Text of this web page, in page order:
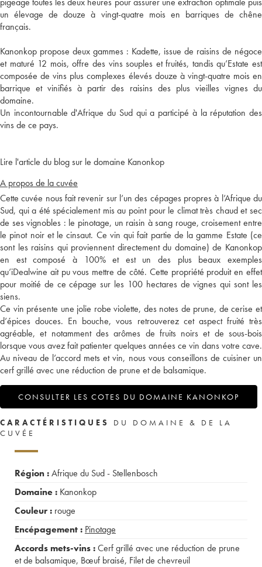
un élevage de douze à vingt-quatre mois en barriques de chêne
français.
Kanonkop propose deux gammes : Kadette, issue de raisins de négoce
et maturé 12 mois, offre des vins souples et fruités, tandis qu’Estate est
composée de vins plus complexes élevés douze à vingt-quatre mois en
barrique et vinifiés à partir des raisins des plus vieilles vignes du
domaine.
Un incontournable d'Afrique du Sud qui a participé à la réputation des
vins de ce pays.
Lire l'article du blog sur le domaine Kanonkop
A propos de la cuvée
Cette cuvée nous fait revenir sur l’un des cépages propres à l’Afrique du
Sud, qui a été spécialement mis au point pour le climat très chaud et sec
de ses vignobles : le pinotage, un raisin à sang rouge, croisement entre
le pinot noir et le cinsaut. Ce vin qui fait partie de la gamme Estate (ce
sont les raisins qui proviennent directement du domaine) de Kanonkop
en est composé à 100% et est un des plus beaux exemples
qu’iDealwine ait pu vous mettre de côté. Cette propriété produit en effet
pour moitié de ce cépage sur les 100 hectares de vignes qui sont les
siens.
Ce vin présente une jolie robe violette, des notes de prune, de cerise et
d’épices douces. En bouche, vous retrouverez cet aspect fruité très
agréable, et notamment des arômes de fruits noirs et de sous-bois
lorsque vous avez fait patienter quelques années ce vin dans votre cave.
Au niveau de l’accord mets et vin, nous vous conseillons de cuisiner un
cerf grillé avec une réduction de prune et de balsamique.
CONSULTER LES COTES DU DOMAINE KANONKOP
CARACTÉRISTIQUES
DU DOMAINE & DE LA
CUVÉE
Région :Afrique du Sud - Stellenbosch
Domaine : Kanonkop
Couleur : rouge
Encépagement : Pinotage
Accords mets-vins :Cerf grillé avec une réduction de prune
et de balsamique, Bœuf braisé, Filet de chevreuil